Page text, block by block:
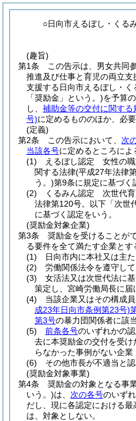
○日向市えるぼし・くる
(趣旨)
第1条
この告示は、男女共同
推進及び仕事と育児の両立
支援する日向市えるぼし・
「奨励金」という。)を予算
し、 補助金等の交付に関する
号)に定めるもののほか、必
(定義)
第2条
この告示において、 次
当該各号に定めるところによ
(1)
えるぼし認定 女性の職
関する法律(平成27年法律
う。)第9条に規定に基づく
(2)
くるみん認定 次世代
法律第120号。以下「次世
に基づく認定をいう。
(奨励金対象企業)
第3条
奨励金を受けることが
る要件を全て満たす企業とす
(1)
日向市内に本社又は主
(2)
労働関係法令を遵守し
(3)
女活法又は次世代法に
策定し、宮崎労働局長に届
(4)
当該企業又はその構成
成23年日向市条例第23号)
第3号の暴力団関係者に該
(5)
前条各号のいずれかの
去に本奨励金の交付を受
らなかった事例がない企業
(6)
その他市長が不適当と
(奨励金対象事業)
第4条
奨励金の対象となる事
いう。)は、 次の各号のいず
だし、現に各認定における
は、対象としない。